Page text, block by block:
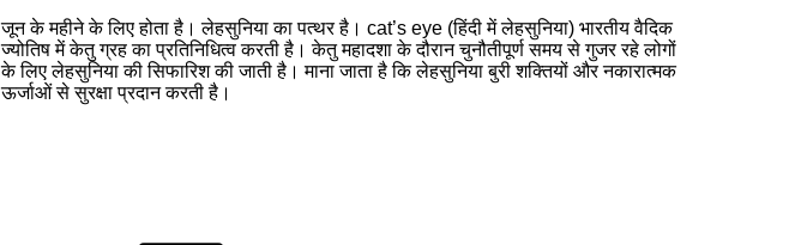
जून के महीने के लिए होता है। लेहसुनिया का पत्थर है। cat’s eye (हिंदी में लेहसुनिया) भारतीय वैदिक
ज्योतिष में केतु ग्रह का प्रतिनिधित्व करती है। केतु महादशा के दौरान चुनौतीपूर्ण समय से गुजर रहे लोगों
के लिए लेहसुनिया की सिफारिश की जाती है। माना जाता है कि लेहसुनिया बुरी शक्तियों और नकारात्मक
ऊर्जाओं से सुरक्षा प्रदान करती है।